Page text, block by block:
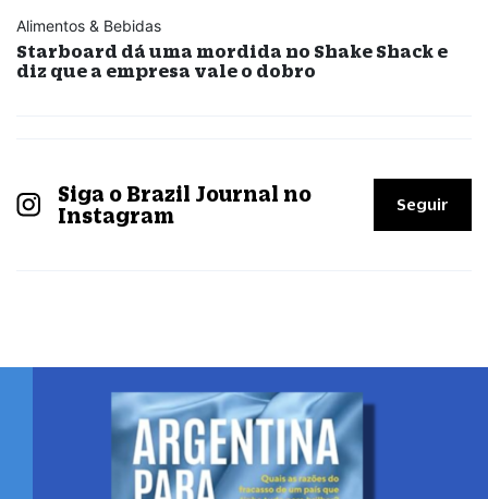
Alimentos & Bebidas
Starboard dá uma mordida no Shake Shack e
diz que a empresa vale o dobro
Siga o Brazil Journal no
Instagram
Seguir